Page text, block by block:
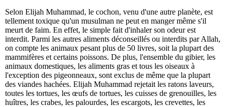
Selon Elijah Muhammad, le cochon, venu d'une autre planète, est
tellement toxique qu'un musulman ne peut en manger même s'il
meurt de faim. En effet, le simple fait d'inhaler son odeur est
interdit. Parmi les autres aliments déconseillés ou interdits par Allah,
on compte les animaux pesant plus de 50 livres, soit la plupart des
mammifères et certains poissons. De plus, l'ensemble du gibier, les
animaux domestiques, les aliments gras et tous les oiseaux à
l'exception des pigeonneaux, sont exclus de même que la plupart
des viandes hachées. Elijah Muhammad rejetait les ratons laveurs,
toutes les tortues, les œufs de tortues, les cuisses de grenouilles, les
huîtres, les crabes, les palourdes, les escargots, les crevettes, les